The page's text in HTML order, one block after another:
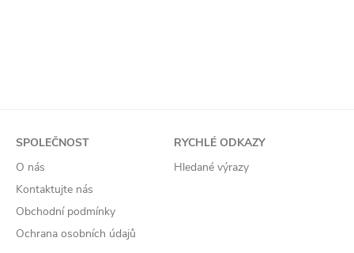
SPOLEČNOST
O nás
Kontaktujte nás
Obchodní podmínky
Ochrana osobních údajů
RYCHLÉ ODKAZY
Hledané výrazy